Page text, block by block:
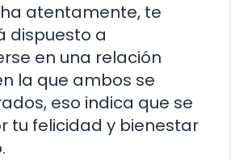
atentamente, te
dispuesto a
en una relación
la que ambos se
eso indica que se
tu felicidad y bienestar